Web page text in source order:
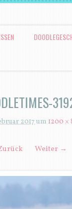
2017um 1200 ×
Weiter →